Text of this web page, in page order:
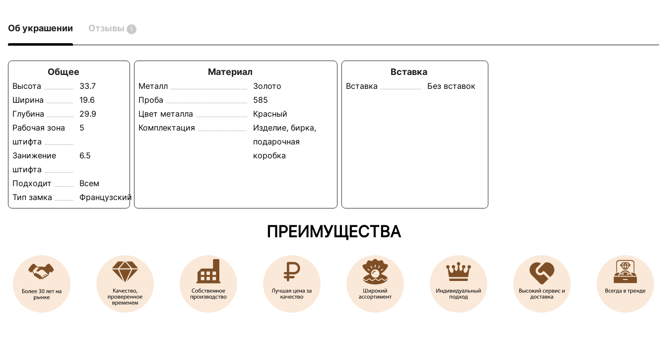
Об украшении Отзывы 1
Общее
Высота
33.7
Ширина
19.6
Глубина
29.9
Рабочая зона
штифта
5
Занижение
штифта
6.5
Подходит
Всем
Тип замка
Французский
Материал
Металл
Золото
Проба
585
Цвет металла
Красный
Комплектация
Изделие, бирка,
подарочная
коробка
Вставка
Вставка Без вставок
ПРЕИМУЩЕСТВА